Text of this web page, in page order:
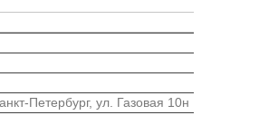
Петербург, ул. Газовая 10н